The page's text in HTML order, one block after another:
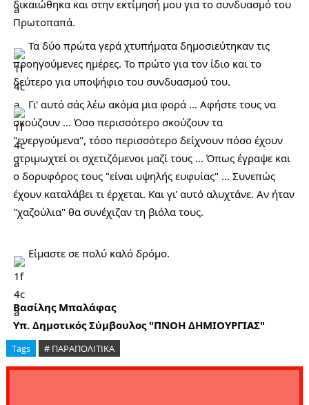
δικαιώθηκα και στην εκτίμησή μου για το συνδυασμό του
Πρωτοπαπά.
Τα δύο πρώτα γερά χτυπήματα δημοσιεύτηκαν τις
προηγούμενες ημέρες. Το πρώτο για τον ίδιο και το
δεύτερο για υποψήφιο του συνδυασμού του.
Γι' αυτό σάς λέω ακόμα μια φορά ... Αφήστε τους να
σκούζουν ... Όσο περισσότερο σκούζουν τα
"ενεργούμενα", τόσο περισσότερο δείχνουν πόσο έχουν
στριμωχτεί οι σχετιζόμενοι μαζί τους ... Όπως έγραψε και
ο δορυφόρος τους "είναι υψηλής ευφυίας" ... Συνεπώς
έχουν καταλάβει τι έρχεται. Και γι' αυτό αλυχτάνε. Αν ήταν
"χαζούλια" θα συνέχιζαν τη βιόλα τους.
Είμαστε σε πολύ καλό δρόμο.
Βασίλης Μπαλάφας
Υπ. Δημοτικός Σύμβουλος "ΠΝΟΗ ΔΗΜΙΟΥΡΓΙΑΣ"
Tags # ΠΑΡΑΠΟΛΙΤΙΚΑ